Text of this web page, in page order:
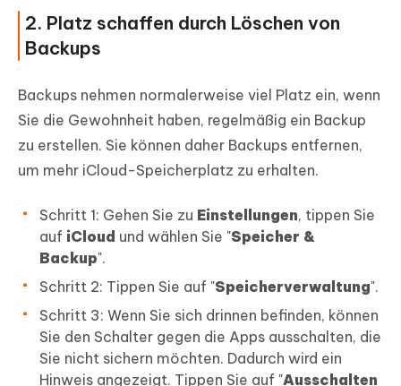
2. Platz schaffen durch Löschen von
Backups
Backups nehmen normalerweise viel Platz ein, wenn
Sie die Gewohnheit haben, regelmäßig ein Backup
zu erstellen. Sie können daher Backups entfernen,
um mehr iCloud-Speicherplatz zu erhalten.
Schritt 1: Gehen Sie zu Einstellungen, tippen Sie
auf iCloud und wählen Sie "Speicher &
Backup".
Schritt 2: Tippen Sie auf "Speicherverwaltung".
Schritt 3: Wenn Sie sich drinnen befinden, können
Sie den Schalter gegen die Apps ausschalten, die
Sie nicht sichern möchten. Dadurch wird ein
Hinweis angezeigt. Tippen Sie auf "Ausschalten